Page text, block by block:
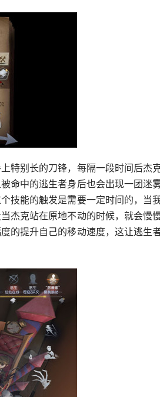
特别长的刀锋，每隔一段时间后杰
命中的逃生者身后也会出现一团迷
技能的触发是需要一定时间的，当
杰克站在原地不动的时候，就会慢
的提升自己的移动速度，这让逃生